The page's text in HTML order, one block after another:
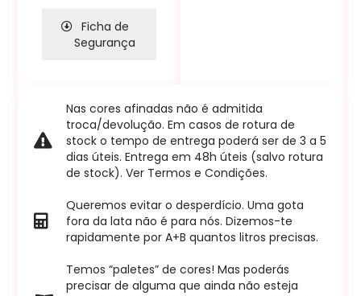
Ficha de
Segurança
Nas cores afinadas não é admitida
troca/devolução. Em casos de rotura de
stock o tempo de entrega poderá ser de 3 a 5
dias úteis. Entrega em 48h úteis (salvo rotura
de stock). Ver Termos e Condições.
Queremos evitar o desperdício. Uma gota
fora da lata não é para nós. Dizemos-te
rapidamente por A+B quantos litros precisas.
Temos “paletes” de cores! Mas poderás
precisar de alguma que ainda não esteja